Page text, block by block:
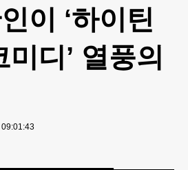
이 ‘하이틴
디’ 열풍의